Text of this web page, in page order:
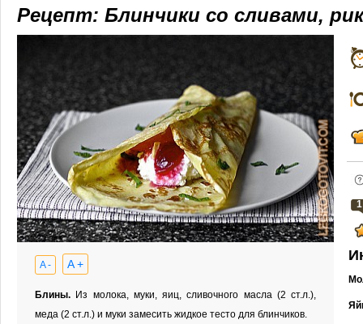
Рецепт: Блинчики со сливами,
A - A +
Блины. Из молока, муки, яиц, сливочного масла (2 ст.л.),
меда (2 ст.л.) и муки замесить жидкое тесто для блинчиков.
1